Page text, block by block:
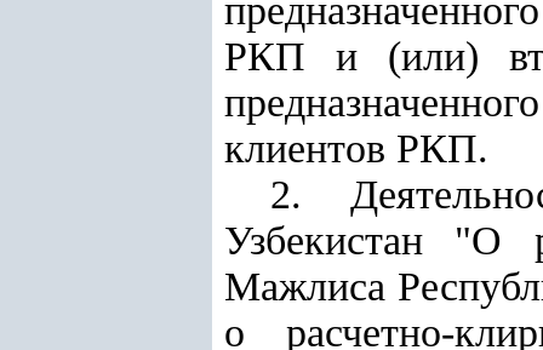
РКП и (или)
клиентов РКП.
2.
Узбекистан "О
Мажлиса
о расчетно-